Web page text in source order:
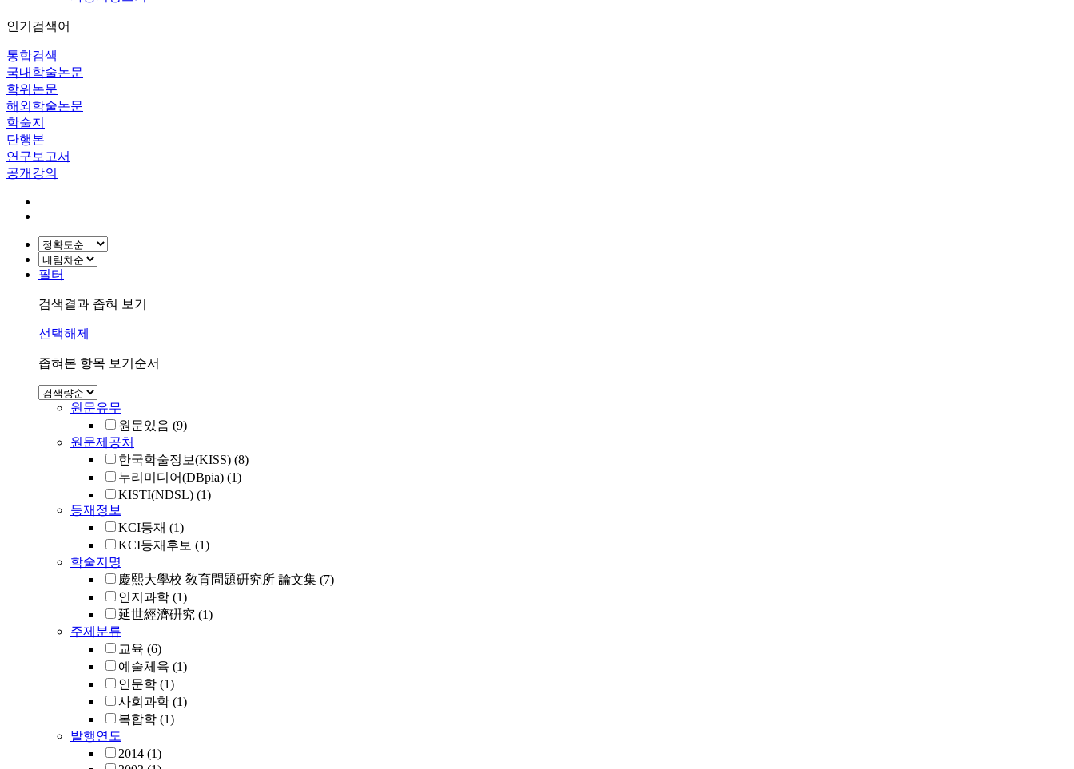
인기검색어
통합검색
국내학술논문
학위논문
해외학술논문
학술지
단행본
연구보고서
공개강의
필터
검색결과 좁혀 보기
선택해제
좁혀본 항목 보기순서
원문유무
원문있음 (9)
원문제공처
한국학술정보(KISS) (8)
누리미디어(DBpia) (1)
KISTI(NDSL) (1)
등재정보
KCI등재 (1)
KCI등재후보 (1)
학술지명
慶熙大學校 敎育問題硏究所 論文集 (7)
인지과학 (1)
延世經濟硏究 (1)
주제분류
교육 (6)
예술체육 (1)
인문학 (1)
사회과학 (1)
복합학 (1)
발행연도
2014 (1)